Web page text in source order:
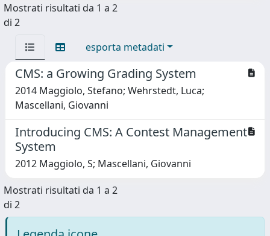
Mostrati risultati da 1 a 2
di 2
esporta metadati
CMS: a Growing Grading System
2014 Maggiolo, Stefano; Wehrstedt, Luca;
Mascellani, Giovanni
Introducing CMS: A Contest Management
System
2012 Maggiolo, S; Mascellani, Giovanni
Mostrati risultati da 1 a 2
di 2